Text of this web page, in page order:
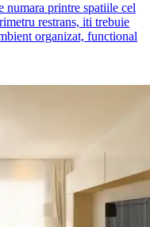
numara printre spatiile cel
restrans, iti trebuie
organizat, functional